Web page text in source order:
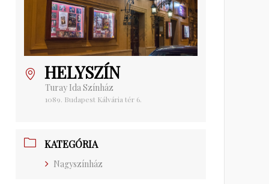
HELYSZÍN
Turay Ida Színház
1089. Budapest Kálvária tér 6.
KATEGÓRIA
Nagyszínház